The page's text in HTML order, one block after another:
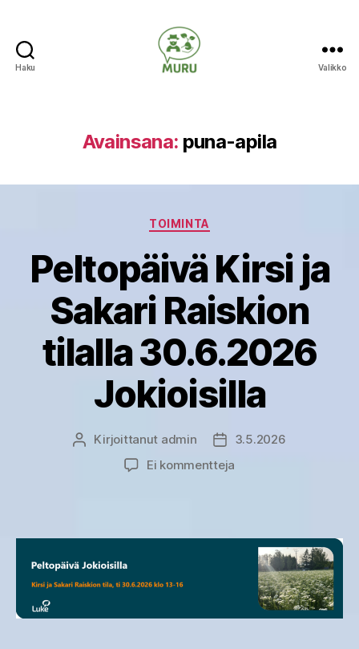
Haku Valikko
Avainsana: puna-apila
Kategoriat
TOIMINTA
Peltopäivä Kirsi ja
Sakari Raiskion
tilalla 30.6.2026
Jokioisilla
Kirjoittaja
Kirjoittanut admin Julkaisupäivämäärä
3.5.2026
Ei kommentteja
Raiskion
tilalla
30.6.2026
Jokioisilla